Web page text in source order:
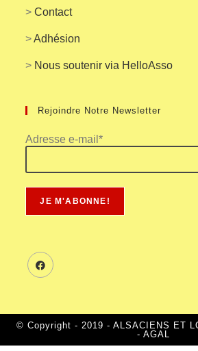
>Contact
>Adhésion
> Nous soutenir via HelloAsso
Rejoindre Notre Newsletter
Adresse e-mail*
© Copyright - 2019 - ALSACIENS ET
- AGAL